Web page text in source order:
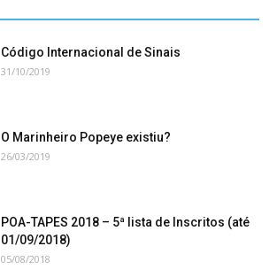
Código Internacional de Sinais
31/10/2019
O Marinheiro Popeye existiu?
26/03/2019
POA-TAPES 2018 – 5ª lista de Inscritos (até
01/09/2018)
05/08/2018